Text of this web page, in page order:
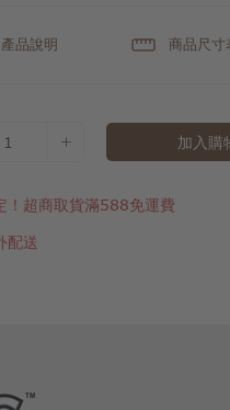
產品說明 商品尺寸
1 加入購
！超商取貨滿588免運費
配送